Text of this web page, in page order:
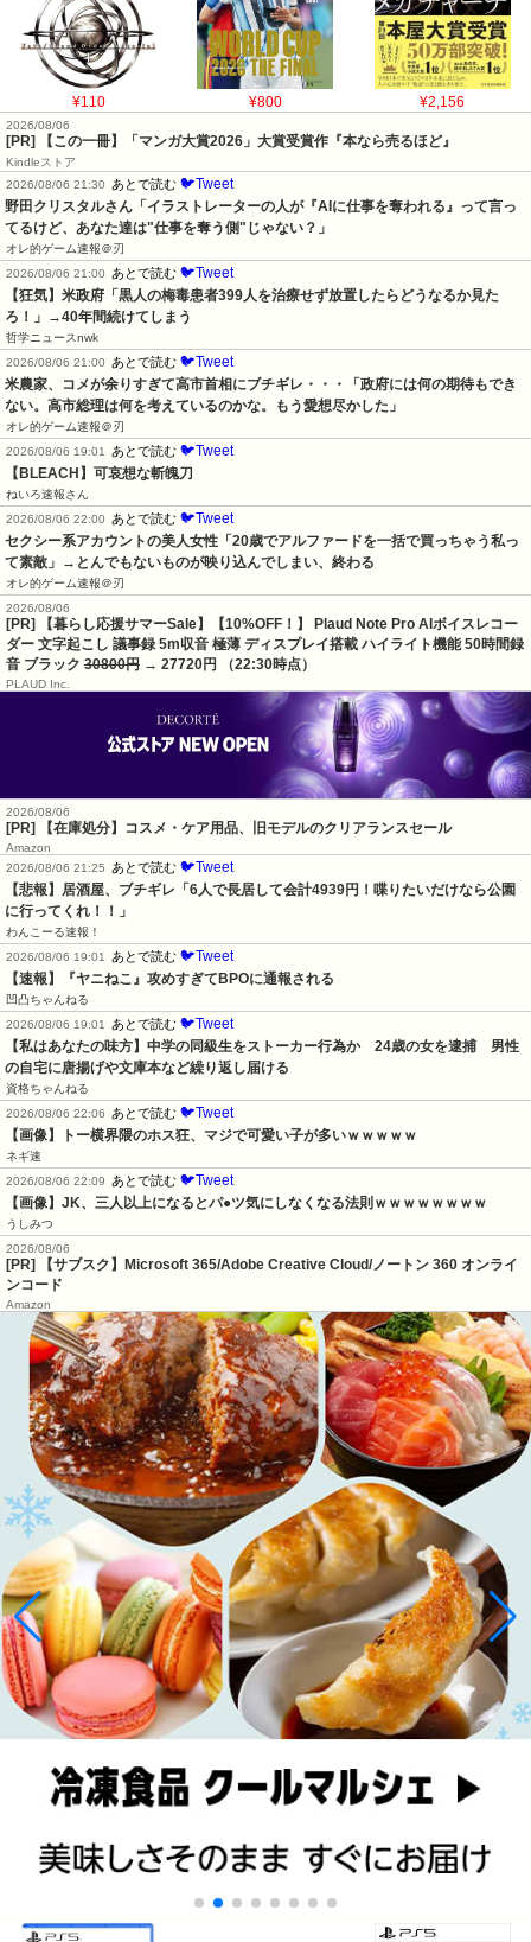
¥110 ¥800 ¥2,156
2026/08/06
[PR] 【この一冊】「マンガ大賞2026」大賞受賞作『本なら売るほど』
Kindleストア
2026/08/06 21:30
あとで読む 🐦Tweet
野田クリスタルさん「イラストレーターの人が『AIに仕事を奪われる』って言っ
てるけど、あなた達は"仕事を奪う側"じゃない？」
オレ的ゲーム速報＠刃
2026/08/06 21:00
あとで読む 🐦Tweet
【狂気】米政府「黒人の梅毒患者399人を治療せず放置したらどうなるか見た
ろ！」→40年間続けてしまう
哲学ニュースnwk
2026/08/06 21:00
あとで読む 🐦Tweet
米農家、コメが余りすぎて高市首相にブチギレ・・・「政府には何の期待もでき
ない。高市総理は何を考えているのかな。もう愛想尽かした」
オレ的ゲーム速報＠刃
2026/08/06 19:01
あとで読む 🐦Tweet
【BLEACH】可哀想な斬魄刀
ねいろ速報さん
2026/08/06 22:00
あとで読む 🐦Tweet
セクシー系アカウントの美人女性「20歳でアルファードを一括で買っちゃう私っ
て素敵」→とんでもないものが映り込んでしまい、終わる
オレ的ゲーム速報＠刃
2026/08/06
[PR] 【暮らし応援サマーSale】【10%OFF！】 Plaud Note Pro AIボイスレコー
ダー 文字起こし 議事録 5m収音 極薄 ディスプレイ搭載 ハイライト機能 50時間録
音 ブラック 30800円 → 27720円 （22:30時点）
PLAUD Inc.
2026/08/06
[PR] 【在庫処分】コスメ・ケア用品、旧モデルのクリアランスセール
Amazon
2026/08/06 21:25
あとで読む 🐦Tweet
【悲報】居酒屋、ブチギレ「6人で長居して会計4939円！喋りたいだけなら公園
に行ってくれ！！」
わんこーる速報！
2026/08/06 19:01
あとで読む 🐦Tweet
【速報】『ヤニねこ』攻めすぎてBPOに通報される
凹凸ちゃんねる
2026/08/06 19:01
あとで読む 🐦Tweet
【私はあなたの味方】中学の同級生をストーカー行為か　24歳の女を逮捕　男性
の自宅に唐揚げや文庫本など繰り返し届ける
資格ちゃんねる
2026/08/06 22:06
あとで読む 🐦Tweet
【画像】トー横界隈のホス狂、マジで可愛い子が多いｗｗｗｗｗ
ネギ速
2026/08/06 22:09
あとで読む 🐦Tweet
【画像】JK、三人以上になるとパ●ツ気にしなくなる法則ｗｗｗｗｗｗｗｗ
うしみつ
2026/08/06
[PR] 【サブスク】Microsoft 365/Adobe Creative Cloud/ノートン 360 オンライ
ンコード
Amazon